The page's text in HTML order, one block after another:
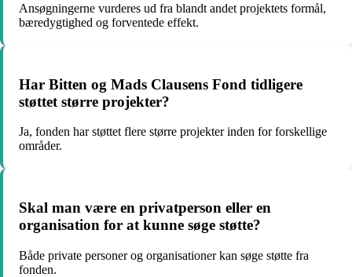
Ansøgningerne vurderes ud fra blandt andet projektets formål,
bæredygtighed og forventede effekt.
Har Bitten og Mads Clausens Fond tidligere
støttet større projekter?
Ja, fonden har støttet flere større projekter inden for forskellige
områder.
Skal man være en privatperson eller en
organisation for at kunne søge støtte?
Både private personer og organisationer kan søge støtte fra
fonden.